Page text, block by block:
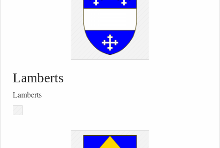
Lamberts
Lamberts